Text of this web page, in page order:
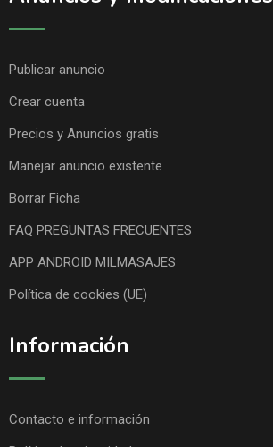
Publicar anuncio
Crear cuenta
Precios y Anuncios gratis
Manejar anuncio existente
Borrar Ficha
FAQ PREGUNTAS FRECUENTES
APP ANDROID MILMASAJES
Política de cookies (UE)
Información
Contacto e información